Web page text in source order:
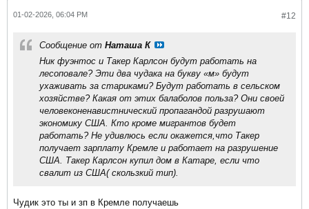
#12
01-02-2026, 06:04 PM
Сообщение от Наташа К
Ник фуэнтос и Такер Карлсон будут работать на
лесоповале? Эти два чудака на букву «м» будут
ухаживать за стариками? Будут работать в сельском
хозяйстве? Какая от этих балаболов польза? Они своей
человеконенавистнический пропагандой разрушают
экономику США. Кто кроме мигрантов будет
работать? Не удивлюсь если окажется,что Такер
получает зарплату Кремле и работает на разрушение
США. Такер Карлсон купил дом в Катаре, если что
свалит из США( скользкий тип).
Чудик это ты и зп в Кремле получаешь